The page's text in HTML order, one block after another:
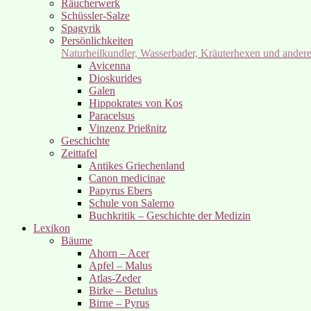
Räucherwerk
Schüssler-Salze
Spagyrik
Persönlichkeiten
Naturheilkundler, Wasserbader, Kräuterhexen und andere
Avicenna
Dioskurides
Galen
Hippokrates von Kos
Paracelsus
Vinzenz Prießnitz
Geschichte
Zeittafel
Antikes Griechenland
Canon medicinae
Papyrus Ebers
Schule von Salerno
Buchkritik – Geschichte der Medizin
Lexikon
Bäume
Ahorn – Acer
Apfel – Malus
Atlas-Zeder
Birke – Betulus
Birne – Pyrus